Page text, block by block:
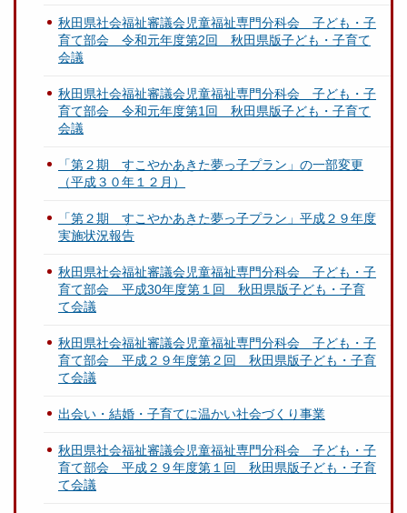
秋田県社会福祉審議会児童福祉専門分科会 子ども・子
育て部会 令和元年度第2回 秋田県版子ども・子育て
会議
秋田県社会福祉審議会児童福祉専門分科会 子ども・子
育て部会 令和元年度第1回 秋田県版子ども・子育て
会議
「第２期 すこやかあきた夢っ子プラン」の一部変更
（平成３０年１２月）
「第２期 すこやかあきた夢っ子プラン」平成２９年度
実施状況報告
秋田県社会福祉審議会児童福祉専門分科会 子ども・子
育て部会 平成30年度第１回 秋田県版子ども・子育
て会議
秋田県社会福祉審議会児童福祉専門分科会 子ども・子
育て部会 平成２９年度第２回 秋田県版子ども・子育
て会議
出会い・結婚・子育てに温かい社会づくり事業
秋田県社会福祉審議会児童福祉専門分科会 子ども・子
育て部会 平成２９年度第１回 秋田県版子ども・子育
て会議